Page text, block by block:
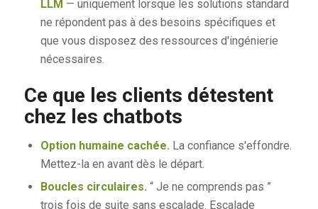
LLM — uniquement lorsque les solutions standard
ne répondent pas à des besoins spécifiques et
que vous disposez des ressources d'ingénierie
nécessaires.
Ce que les clients détestent
chez les chatbots
Option humaine cachée.La confiance s'effondre.
Mettez-la en avant dès le départ.
Boucles circulaires.“ Je ne comprends pas ”
trois fois de suite sans escalade. Escalade